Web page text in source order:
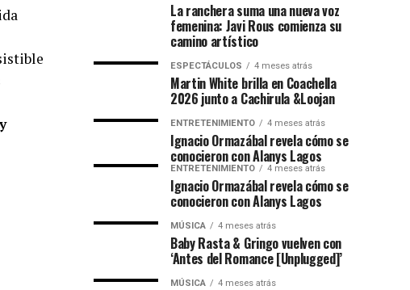
La ranchera suma una nueva voz
femenina: Javi Rous comienza su
camino artístico
ESPECTÁCULOS 4 meses atrás
Martin White brilla en Coachella
2026 junto a Cachirula &Loojan
ENTRETENIMIENTO 4 meses atrás
Ignacio Ormazábal revela cómo se
conocieron con Alanys Lagos
ENTRETENIMIENTO 4 meses atrás
Ignacio Ormazábal revela cómo se
conocieron con Alanys Lagos
MÚSICA 4 meses atrás
Baby Rasta & Gringo vuelven con
‘Antes del Romance [Unplugged]’
MÚSICA 4 meses atrás